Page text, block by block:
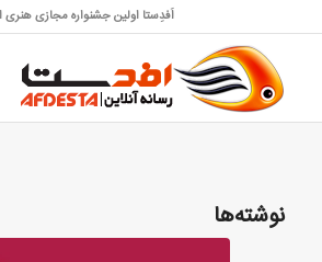
اَفدِستا اولین جشنواره مجازی هنری
نوشته‌ها